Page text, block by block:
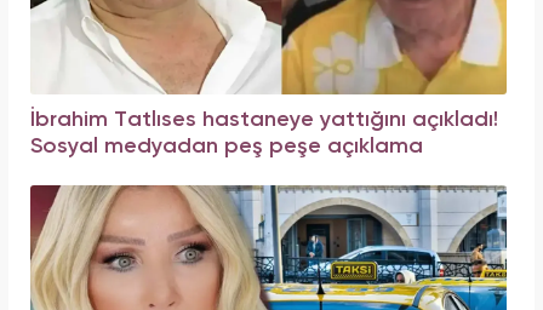
İbrahim Tatlıses hastaneye yattığını açıkladı!
Sosyal medyadan peş peşe açıklama